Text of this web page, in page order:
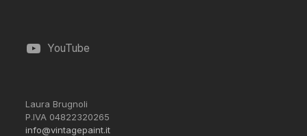
YouTube
Laura Brugnoli
P.IVA 04822320265
info@vintagepaint.it